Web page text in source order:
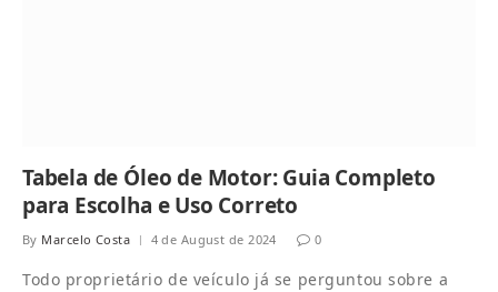
Tabela de Óleo de Motor: Guia Completo
para Escolha e Uso Correto
By Marcelo Costa 4 de August de 2024 0
Todo proprietário de veículo já se perguntou sobre a